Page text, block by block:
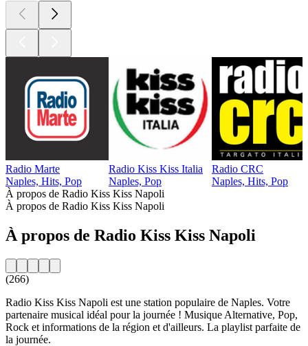
Radio Marte
Naples, Hits, Pop
Radio Kiss Kiss Italia
Naples, Pop
Radio CRC
Naples, Hits, Pop
À propos de Radio Kiss Kiss Napoli
À propos de Radio Kiss Kiss Napoli
À propos de Radio Kiss Kiss Napoli
(266)
Radio Kiss Kiss Napoli est une station populaire de Naples. Votre
partenaire musical idéal pour la journée ! Musique Alternative, Pop,
Rock et informations de la région et d'ailleurs. La playlist parfaite de
la journée.